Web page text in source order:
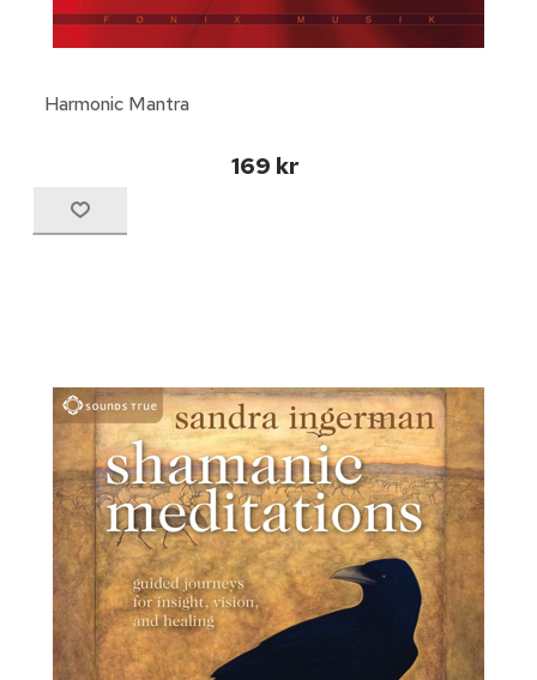
Harmonic Mantra
169 kr